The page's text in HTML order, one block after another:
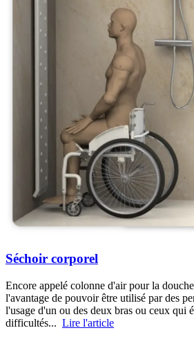
Séchoir corporel
Encore appelé colonne d'air pour la
l'avantage de pouvoir être utilisé par des
l'usage d'un ou des deux bras ou ceux qui
difficultés... Lire l'article